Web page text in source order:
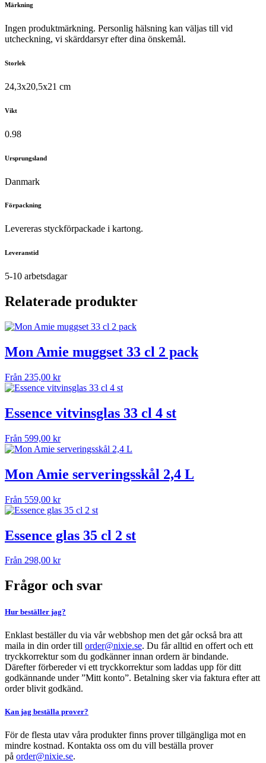
Märkning
Ingen produktmärkning. Personlig hälsning kan väljas till vid
utcheckning, vi skärddarsyr efter dina önskemål.
Storlek
24,3x20,5x21 cm
Vikt
0.98
Ursprungsland
Danmark
Förpackning
Levereras styckförpackade i kartong.
Leveranstid
5-10 arbetsdagar
Relaterade produkter
Mon Amie muggset 33 cl 2 pack
Från 235,00 kr
Essence vitvinsglas 33 cl 4 st
Från 599,00 kr
Mon Amie serveringsskål 2,4 L
Från 559,00 kr
Essence glas 35 cl 2 st
Från 298,00 kr
Frågor och svar
Hur beställer jag?
Enklast beställer du via vår webbshop men det går också bra att
maila in din order till order@nixie.se. Du får alltid en offert och ett
tryckkorrektur som du godkänner innan ordern är bindande.
Därefter förbereder vi ett tryckkorrektur som laddas upp för ditt
godkännande under ”Mitt konto”. Betalning sker via faktura efter att
order blivit godkänd.
Kan jag beställa prover?
För de flesta utav våra produkter finns prover tillgängliga mot en
mindre kostnad. Kontakta oss om du vill beställa prover
på order@nixie.se.